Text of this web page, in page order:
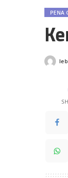
Figur
PENA